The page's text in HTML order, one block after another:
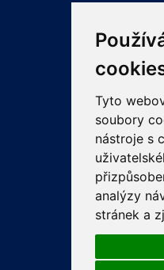
Tyto
soubory
nástroje s
analýzy
stránek a
PRO